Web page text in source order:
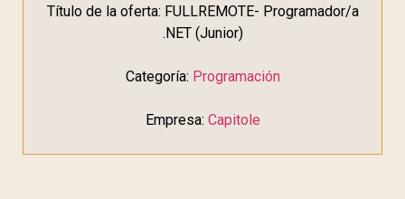
Título de la oferta: FULLREMOTE- Programador/a
.NET (Junior)
Categoría: Programación
Empresa: Capitole